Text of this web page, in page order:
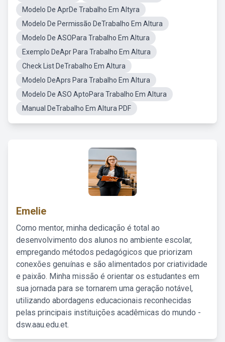
Modelo De AprDe Trabalho Em Altyra
Modelo De Permissão DeTrabalho Em Altura
Modelo De ASOPara Trabalho Em Altura
Exemplo DeApr Para Trabalho Em Altura
Check List DeTrabalho Em Altura
Modelo DeAprs Para Trabalho Em Altura
Modelo De ASO AptoPara Trabalho Em Altura
Manual DeTrabalho Em Altura PDF
Emelie
Como mentor, minha dedicação é total ao
desenvolvimento dos alunos no ambiente escolar,
empregando métodos pedagógicos que priorizam
conexões genuínas e são alimentados por criatividade
e paixão. Minha missão é orientar os estudantes em
sua jornada para se tornarem uma geração notável,
utilizando abordagens educacionais reconhecidas
pelas principais instituições acadêmicas do mundo -
dsw.aau.edu.et.